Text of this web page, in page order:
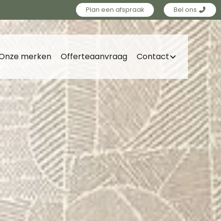
Plan een afspraak Bel ons
merken Offerteaanvraag Contact